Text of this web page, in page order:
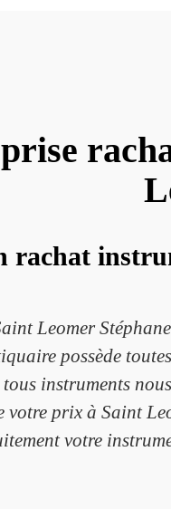
rachat
Leomer
possède
instruments
votre prix à Saint
votre